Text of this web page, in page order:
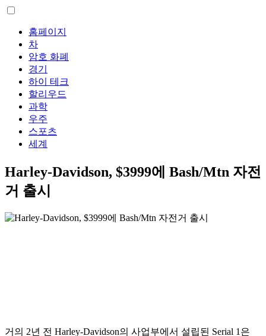
홈페이지
차
암호 화폐
경기
하이 테크
할리우드
과학
우주
스포츠
세계
Harley-Davidson, $3999에 Bash/Mtn 자전
거 출시
거의 2년 전 Harley-Davidson의 사업부에서 설립된 Serial 1은